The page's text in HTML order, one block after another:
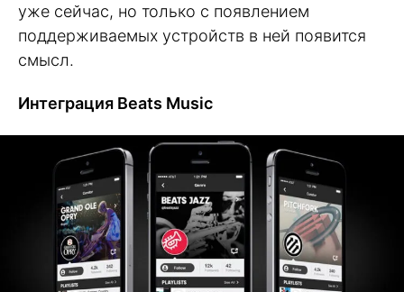
уже сейчас, но только с появлением
поддерживаемых устройств в ней появится
смысл.
Интеграция Beats Music